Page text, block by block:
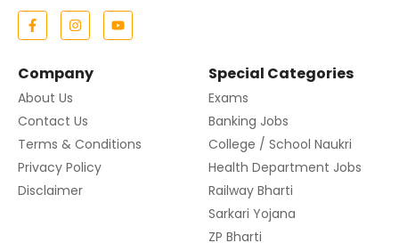
Company
About Us
Contact Us
Terms & Conditions
Privacy Policy
Disclaimer
Special Categories
Exams
Banking Jobs
College / School Naukri
Health Department Jobs
Railway Bharti
Sarkari Yojana
ZP Bharti